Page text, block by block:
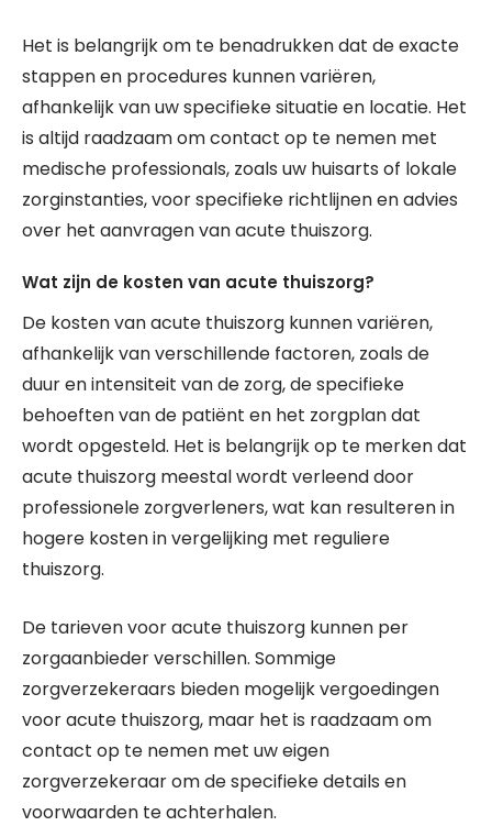
Het is belangrijk om te benadrukken dat de exacte
stappen en procedures kunnen variëren,
afhankelijk van uw specifieke situatie en locatie. Het
is altijd raadzaam om contact op te nemen met
medische professionals, zoals uw huisarts of lokale
zorginstanties, voor specifieke richtlijnen en advies
over het aanvragen van acute thuiszorg.
Wat zijn de kosten van acute thuiszorg?
De kosten van acute thuiszorg kunnen variëren,
afhankelijk van verschillende factoren, zoals de
duur en intensiteit van de zorg, de specifieke
behoeften van de patiënt en het zorgplan dat
wordt opgesteld. Het is belangrijk op te merken dat
acute thuiszorg meestal wordt verleend door
professionele zorgverleners, wat kan resulteren in
hogere kosten in vergelijking met reguliere
thuiszorg.
De tarieven voor acute thuiszorg kunnen per
zorgaanbieder verschillen. Sommige
zorgverzekeraars bieden mogelijk vergoedingen
voor acute thuiszorg, maar het is raadzaam om
contact op te nemen met uw eigen
zorgverzekeraar om de specifieke details en
voorwaarden te achterhalen.